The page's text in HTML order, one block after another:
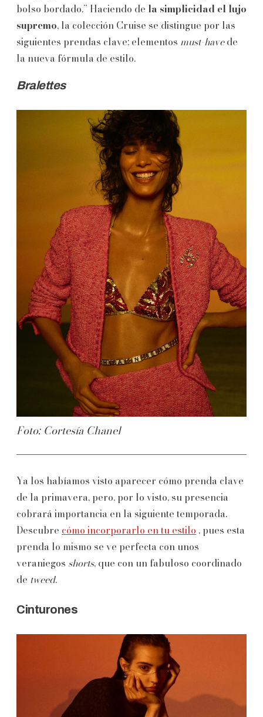
bolso bordado.” Haciendo de la simplicidad el lujo
supremo, la colección Cruise se distingue por las
siguientes prendas clave; elementos must-havede
la nueva fórmula de estilo.
Bralettes
Foto: Cortesía Chanel
Ya los habíamos visto aparecer cómo prenda clave
de la primavera, pero, por lo visto, su presencia
cobrará importancia en la siguiente temporada.
Descubre cómo incorporarlo en tu estilo , pues esta
prenda lo mismo se ve perfecta con unos
veraniegos shorts, que con un fabuloso coordinado
de tweed.
Cinturones